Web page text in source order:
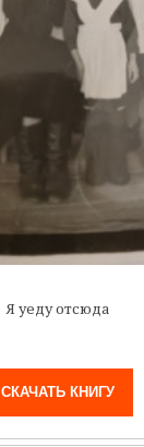
Я уеду отсюда
СКАЧАТЬ КНИГУ